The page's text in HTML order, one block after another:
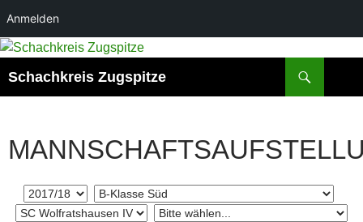
Anmelden
Zum
springen
Schachkreis Zugspitze